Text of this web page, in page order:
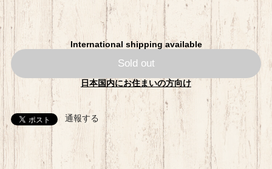
International shipping available
Sold out
日本国内にお住まいの方向け
通報する